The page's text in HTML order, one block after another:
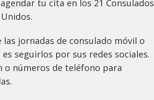
tu cita en los 21 Consulados
jornadas de consulado móvil o
seguirlos por sus redes sociales.
o números de teléfono para